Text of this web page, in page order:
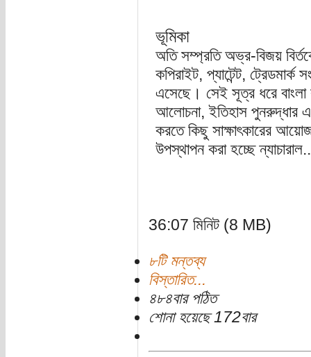
ভূমিকা
অতি সম্প্রতি অভ্র-বিজয়
কপিরাইট, প্যাটেন্ট, ট্রেডমার্ক
এসেছে। সেই সূত্র ধরে বাংলা
আলোচনা, ইতিহাস পুনরুদ্ধার
করতে কিছু সাক্ষাৎকারের
উপস্থাপন করা হচ্ছে
36:07 মিনিট (8 MB)
৮টি মন্তব্য
বিস্তারিত...
৪৮৪বার পঠিত
শোনা হয়েছে 172বার